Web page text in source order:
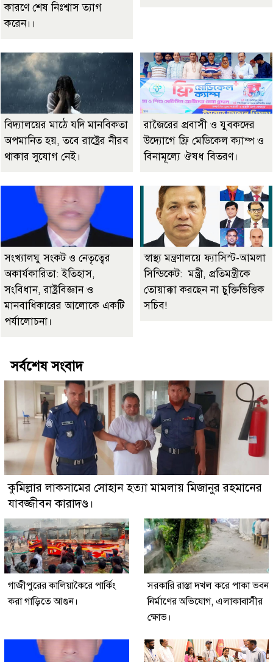
কারণে শেষ নিঃশ্বাস ত্যাগ
করেন।।
বিদ্যালয়ের মাঠে যদি মানবিকতা
অপমানিত হয়, তবে রাষ্ট্রের নীরব
থাকার সুযোগ নেই।
রাজৈরের‌ প্রবাসী ও যুবকদের
উদ্যোগে ফ্রি মেডিকেল ক্যাম্প ও
বিনামূল্যে ঔষধ বিতরণ।
সংখ্যালঘু সংকট ও নেতৃত্বের
অকার্যকারিতা: ইতিহাস,
সংবিধান, রাষ্ট্রবিজ্ঞান ও
মানবাধিকারের আলোকে একটি
পর্যালোচনা।
স্বাস্থ্য মন্ত্রণালয়ে ফ্যাসিস্ট-আমলা
সিন্ডিকেট: মন্ত্রী, প্রতিমন্ত্রীকে
তোয়াক্কা করছেন না চুক্তিভিত্তিক
সচিব!
সর্বশেষ সংবাদ
কুমিল্লার লাকসামের সোহান হত্যা মামলায় মিজানুর রহমানের
যাবজ্জীবন কারাদণ্ড।
গাজীপুরের কালিয়াকৈরে পার্কিং
করা গাড়িতে আগুন।
সরকারি রাস্তা দখল করে পাকা ভবন
নির্মাণের অভিযোগ, এলাকাবাসীর
ক্ষোভ।